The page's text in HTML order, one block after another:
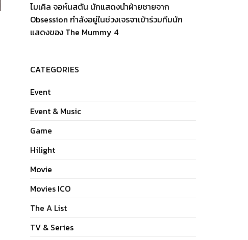
ไมเคิล จอห์นสตัน นักแสดงนำฝ่ายชายจาก
Obsession กำลังอยู่ในช่วงเจรจาเข้าร่วมทีมนัก
แสดงของ The Mummy 4
CATEGORIES
Event
Event & Music
Game
Hilight
Movie
Movies ICO
The A List
TV & Series